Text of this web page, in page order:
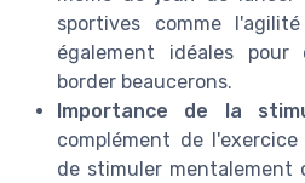
sportives comme
également idéales pour
border beaucerons.
Importance de la
complément de
de stimuler mentalement